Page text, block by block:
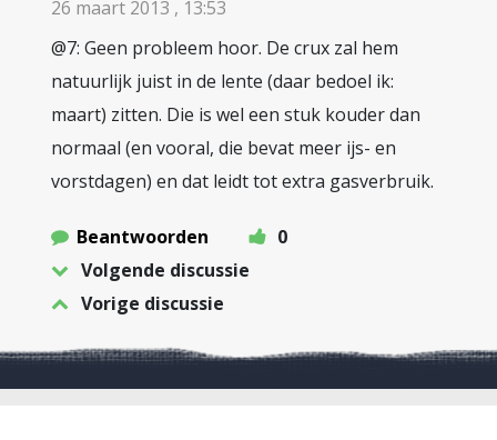
26 maart 2013 , 13:53
@7: Geen probleem hoor. De crux zal hem
natuurlijk juist in de lente (daar bedoel ik:
maart) zitten. Die is wel een stuk kouder dan
normaal (en vooral, die bevat meer ijs- en
vorstdagen) en dat leidt tot extra gasverbruik.
Beantwoorden
0
Volgende discussie
Vorige discussie